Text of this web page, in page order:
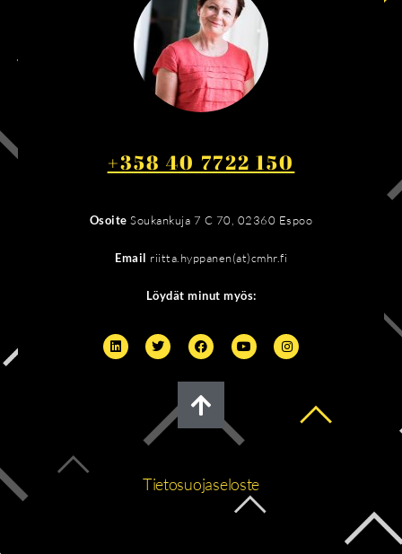
+358 40 7722 150
OsoiteSoukankuja 7 C 70, 02360 Espoo
Email riitta.hyppanen(at)cmhr.fi
Löydät minut myös:
Tietosuojaseloste